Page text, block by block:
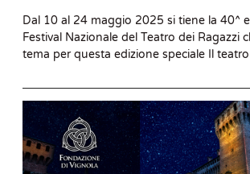
Dal 10 al 24 maggio 2025 si tiene la 40^
Festival Nazionale del Teatro dei Ragazzi
tema per questa edizione speciale Il